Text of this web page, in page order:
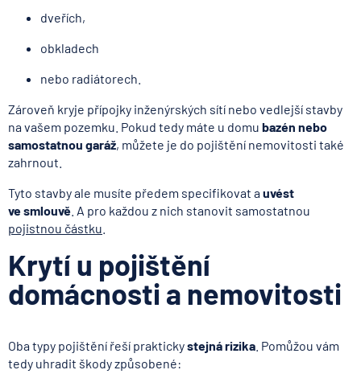
dveřích,
obkladech
nebo radiátorech.
Zároveň kryje přípojky inženýrských sítí nebo vedlejší stavby
na vašem pozemku. Pokud tedy máte u domu bazén nebo
samostatnou garáž, můžete je do pojištění nemovitosti také
zahrnout.
Tyto stavby ale musíte předem specifikovat a uvést
ve smlouvě. A pro každou z nich stanovit samostatnou
pojistnou částku.
Krytí u pojištění
domácnosti a nemovitosti
Oba typy pojištění řeší praktickystejná rizika. Pomůžou vám
tedy uhradit škody způsobené: